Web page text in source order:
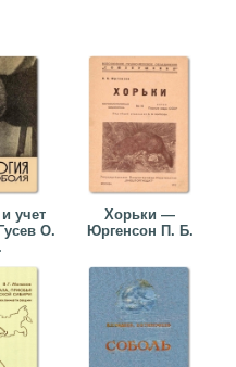
учет
О.
Хорьки —
Юргенсон П. Б.